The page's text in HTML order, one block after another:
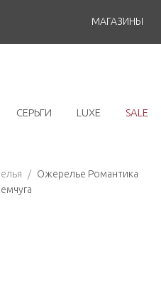
МАГАЗИНЫ
СЕРЬГИ LUXE SALE
/ Ожерелье Романтика